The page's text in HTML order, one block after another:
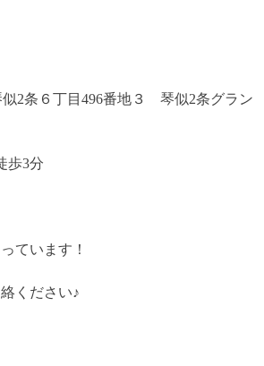
2条６丁目496番地３ 琴似2条グラン
歩3分
ています！
ください♪